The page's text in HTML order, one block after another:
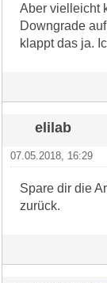
Aber vielleicht
Downgrade
klappt das ja.
elilab
07.05.2018, 16:29
Spare dir die
zurück.